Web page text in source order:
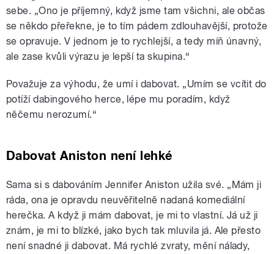
sebe. „Ono je příjemný, když jsme tam všichni, ale občas
se někdo přeřekne, je to tím pádem zdlouhavější, protože
se opravuje. V jednom je to rychlejší, a tedy míň únavný,
ale zase kvůli výrazu je lepší ta skupina.“
Považuje za výhodu, že umí i dabovat. „Umím se vcítit do
potíží dabingového herce, lépe mu poradím, když
něčemu nerozumí.“
Dabovat Aniston není lehké
Sama si s dabováním Jennifer Aniston užila své. „Mám ji
ráda, ona je opravdu neuvěřitelně nadaná komediální
herečka. A když ji mám dabovat, je mi to vlastní. Já už ji
znám, je mi to blízké, jako bych tak mluvila já. Ale přesto
není snadné ji dabovat. Má rychlé zvraty, mění nálady,